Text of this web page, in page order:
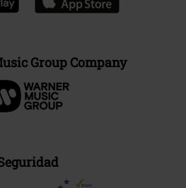
Group Company